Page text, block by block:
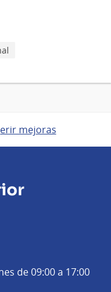
mejoras
de 09:00 a 17:00